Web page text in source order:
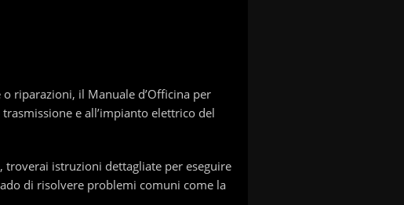
o riparazioni, il Manuale d’Officina per
e all’impianto elettrico del
istruzioni dettagliate per eseguire
di risolvere problemi comuni come la